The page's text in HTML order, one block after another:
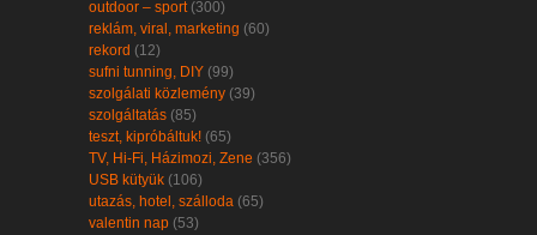
outdoor – sport(300)
reklám, viral, marketing (60)
rekord (12)
sufni tunning, DIY (99)
szolgálati közlemény (39)
szolgáltatás (85)
teszt, kipróbáltuk! (65)
TV, Hi-Fi, Házimozi, Zene (356)
USB kütyük (106)
utazás, hotel, szálloda (65)
valentin nap (53)